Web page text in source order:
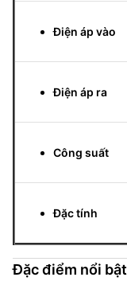
Điện áp vào
Điện áp ra
Công suất
Đặc tính
Đặc điểm nổi bật